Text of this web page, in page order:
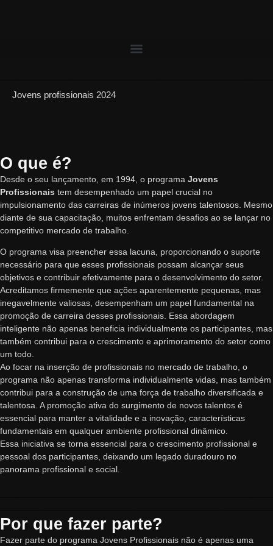
Jovens profissionais 2024
O que é?
Desde o seu lançamento, em 1994, o programa Jovens
Profissionais tem desempenhado um papel crucial no
impulsionamento das carreiras de inúmeros jovens talentosos. Mesmo
diante de sua capacitação, muitos enfrentam desafios ao se lançar no
competitivo mercado de trabalho.
O programa visa preencher essa lacuna, proporcionando o suporte
necessário para que esses profissionais possam alcançar seus
objetivos e contribuir efetivamente para o desenvolvimento do setor.
Acreditamos firmemente que ações aparentemente pequenas, mas
inegavelmente valiosas, desempenham um papel fundamental na
promoção de carreira desses profissionais. Essa abordagem
inteligente não apenas beneficia individualmente os participantes, mas
também contribui para o crescimento e aprimoramento do setor como
um todo.
Ao focar na inserção de profissionais no mercado de trabalho, o
programa não apenas transforma individualmente vidas, mas também
contribui para a construção de uma força de trabalho diversificada e
talentosa. A promoção ativa do surgimento de novos talentos é
essencial para manter a vitalidade e a inovação, características
fundamentais em qualquer ambiente profissional dinâmico.
Essa iniciativa se torna essencial para o crescimento profissional e
pessoal dos participantes, deixando um legado duradouro no
panorama profissional e social.
Por que fazer parte?
Fazer parte do programa Jovens Profissionais não é apenas uma